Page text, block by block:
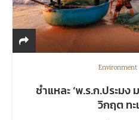
Environment
ชำแหละ ‘พ.ร.ก.ประมง
วิกฤต ทะ